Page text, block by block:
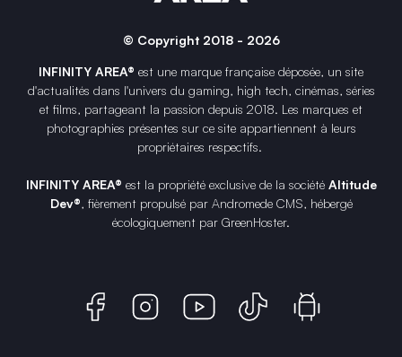
© Copyright 2018 - 2026
INFINITY AREA® est une marque française déposée, un site
d'actualités dans l'univers du gaming, high tech, cinémas, séries
et films, partageant la passion depuis 2018. Les marques et
photographies présentes sur ce site appartiennent à leurs
propriétaires respectifs.
INFINITY AREA® est la propriété exclusive de la société Altitude
Dev®, fièrement propulsé par Andromede CMS, hébergé
écologiquement par GreenHoster.